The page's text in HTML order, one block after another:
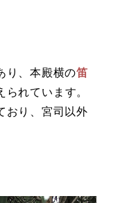
り、本殿横の笛
れています。
おり、宮司以外